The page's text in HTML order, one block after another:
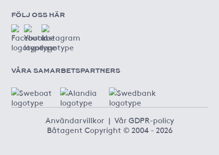
FÖLJ OSS HÄR
VÅRA SAMARBETSPARTNERS
Användarvillkor | Vår GDPR-policy
Båtagent Copyright © 2004 - 2026